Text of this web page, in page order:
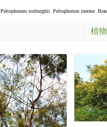
Peltophorum roxburghii Peltophorum inerme
植